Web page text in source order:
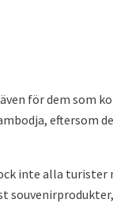
för dem som
eftersom
inte alla